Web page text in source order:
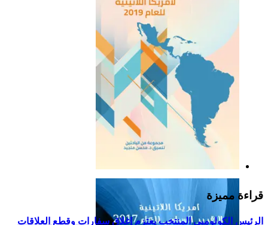
التقرير السياسي لأمريكا
اللاتينية للعام 2019
قراءة مميزة
الرئيس الكولومبي المنتخب يعتزم إغلاق سفارات وقطع العلاقات